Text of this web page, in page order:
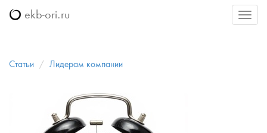
Меню
ekb-ori.ru
Статьи Лидерам компании